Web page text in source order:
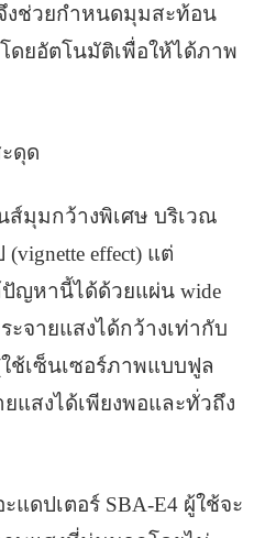
งช่วยกำหนดมุมสะท้อน
ดยอัตโนมัติเพื่อให้ได้ภาพ
ดุด
ส์มุมกว้างพิเศษ บริเวณ
effect) แต่
ปัญหานี้ได้ด้วยแผ่น wide
ะจายแสงได้กว้างเท่ากับ
ช้เซ็นเซอร์ภาพแบบฟูล
แสงได้เพียงพอและทั่วถึง
แดปเตอร์ SBA-E4 ผู้ใช้จะ